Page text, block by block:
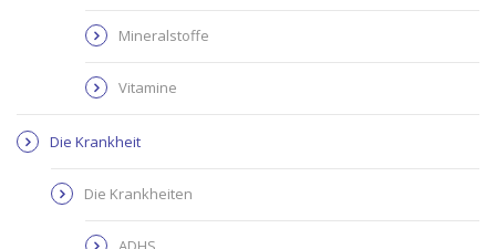
Mineralstoffe
Vitamine
Die Krankheit
Die Krankheiten